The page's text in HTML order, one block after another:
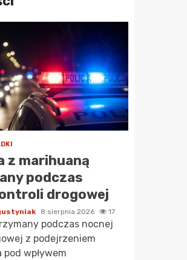
z marihuaną
podczas
drogowej
8 sierpnia 2026 17
podczas nocnej
z podejrzeniem
wpływem